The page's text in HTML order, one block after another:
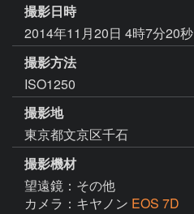
撮影日時
2014年11月20日 4時7分20秒
撮影方法
ISO1250
撮影地
東京都文京区千石
撮影機材
望遠鏡：その他
カメラ：キヤノン EOS 7D